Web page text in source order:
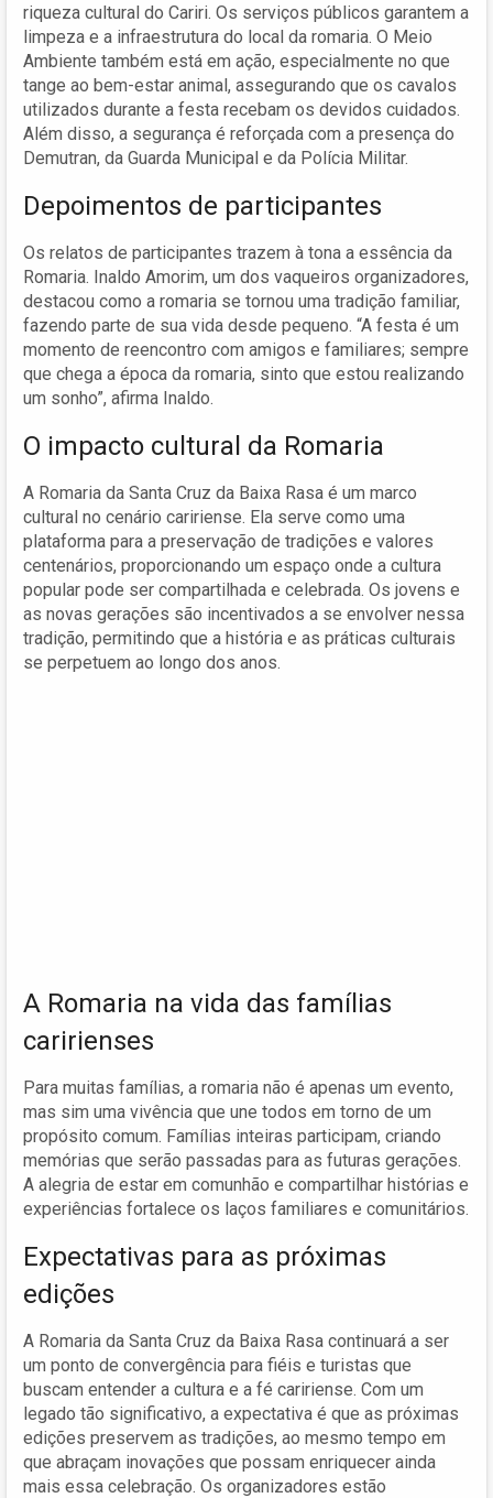
riqueza cultural do Cariri. Os serviços públicos garantem a
limpeza e a infraestrutura do local da romaria. O Meio
Ambiente também está em ação, especialmente no que
tange ao bem-estar animal, assegurando que os cavalos
utilizados durante a festa recebam os devidos cuidados.
Além disso, a segurança é reforçada com a presença do
Demutran, da Guarda Municipal e da Polícia Militar.
Depoimentos de participantes
Os relatos de participantes trazem à tona a essência da
Romaria. Inaldo Amorim, um dos vaqueiros organizadores,
destacou como a romaria se tornou uma tradição familiar,
fazendo parte de sua vida desde pequeno. “A festa é um
momento de reencontro com amigos e familiares; sempre
que chega a época da romaria, sinto que estou realizando
um sonho”, afirma Inaldo.
O impacto cultural da Romaria
A Romaria da Santa Cruz da Baixa Rasa é um marco
cultural no cenário caririense. Ela serve como uma
plataforma para a preservação de tradições e valores
centenários, proporcionando um espaço onde a cultura
popular pode ser compartilhada e celebrada. Os jovens e
as novas gerações são incentivados a se envolver nessa
tradição, permitindo que a história e as práticas culturais
se perpetuem ao longo dos anos.
A Romaria na vida das famílias
caririenses
Para muitas famílias, a romaria não é apenas um evento,
mas sim uma vivência que une todos em torno de um
propósito comum. Famílias inteiras participam, criando
memórias que serão passadas para as futuras gerações.
A alegria de estar em comunhão e compartilhar histórias e
experiências fortalece os laços familiares e comunitários.
Expectativas para as próximas
edições
A Romaria da Santa Cruz da Baixa Rasa continuará a ser
um ponto de convergência para fiéis e turistas que
buscam entender a cultura e a fé caririense. Com um
legado tão significativo, a expectativa é que as próximas
edições preservem as tradições, ao mesmo tempo em
que abraçam inovações que possam enriquecer ainda
mais essa celebração. Os organizadores estão